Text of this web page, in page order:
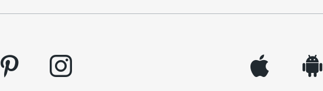
pinterest instagram appleinc android